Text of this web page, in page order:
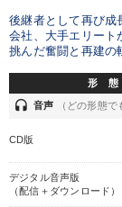
キーワード
販売戦略 イ
IT・デジタル活用
※「更新」を押すと「カテ
後継者として再び成
会社、大手エリート
挑んだ奮闘と再建の
形 態
headset 音声 （どの形態で
CD版
デジタル音声版
（配信＋ダウンロード）